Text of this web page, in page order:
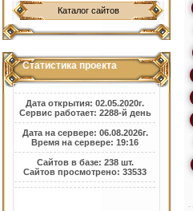
Каталог сайтов
Статистика проекта
Дата открытия: 02.05.2020г.
Сервис работает: 2288-й день
Дата на сервере: 06.08.2026г.
Время на сервере: 19:16
Сайтов в базе: 238 шт.
Сайтов просмотрено: 33533